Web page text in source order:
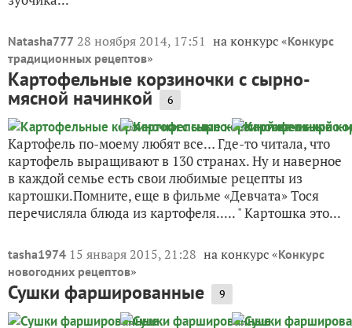
Natasha777 28 ноября 2014, 17:51 на конкурс «Конкурс
традиционных рецептов»
Картофельные корзиночки с сырно-
мясной начинкой 6
Картофель по-моему любят все… Где-то читала, что
картофель выращивают в 130 странах. Ну и наверное
в каждой семье есть свои любимые рецепты из
картошки.Помните, еще в фильме «Девчата» Тося
перечисляла блюда из картофеля..... " Картошка это...
tasha1974 15 января 2015, 21:28 на конкурс «Конкурс
новогодних рецептов»
Сушки фаршированные 9